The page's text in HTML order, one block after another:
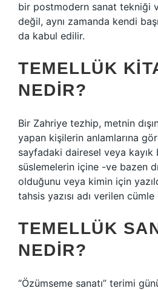
bir postmodern sanat tekniği
değil, aynı zamanda kendi
da kabul edilir.
TEMELLÜK
NEDIR?
Bir Zahriye tezhip, metnin
yapan kişilerin anlamlarına
sayfadaki dairesel veya kayık
süslemelerin içine -ve bazen
olduğunu veya kimin için
tahsis yazısı adı verilen
TEMELLÜK
NEDIR?
“Özümseme sanatı” terimi